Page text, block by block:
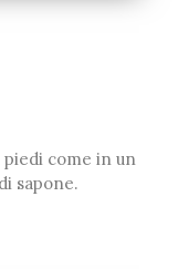
come in un
sapone.